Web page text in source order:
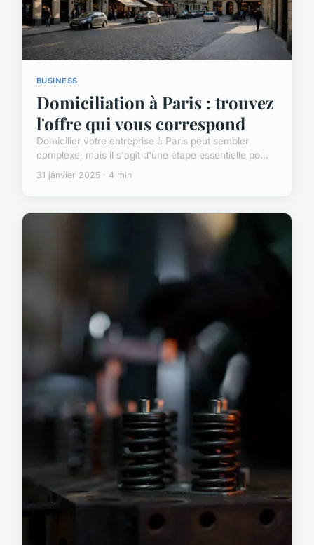
BUSINESS
Domiciliation à Paris : trouvez
l'offre qui vous correspond
Domicilier votre entreprise à Paris peut sembler
complexe, mais il s'agit d'une étape essentielle po...
31 janvier 2025 · 4 min